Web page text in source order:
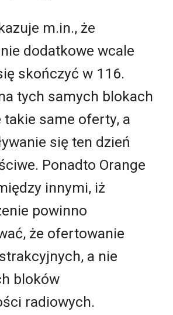
m.in., że
dodatkowe wcale
skończyć w 116.
tych samych blokach
takie same oferty, a
się ten dzień
Ponadto Orange
innymi, iż
powinno
że ofertowanie
a nie
bloków
radiowych.